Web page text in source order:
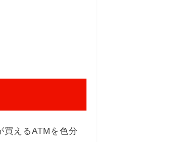
買えるATMを色分